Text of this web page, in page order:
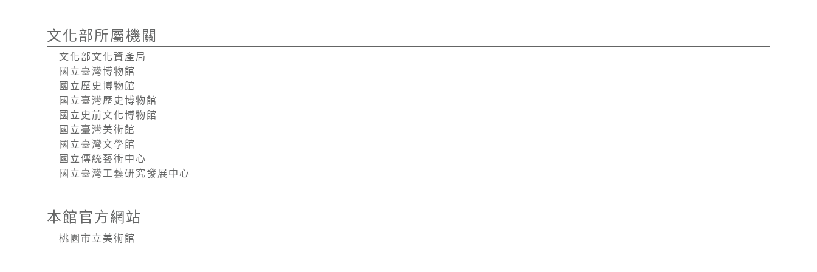
文化部所屬機關
文化部文化資產局
國立臺灣博物館
國立歷史博物館
國立臺灣歷史博物館
國立史前文化博物館
國立臺灣美術館
國立臺灣文學館
國立傳統藝術中心
國立臺灣工藝研究發展中心
本館官方網站
桃園市立美術館